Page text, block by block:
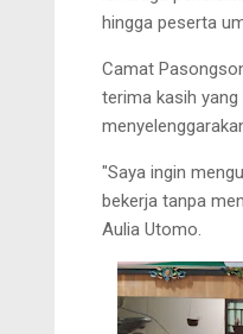
hingga peserta
Camat
terima kasih
"Saya ingin
bekerja tanpa
Aulia Utomo.